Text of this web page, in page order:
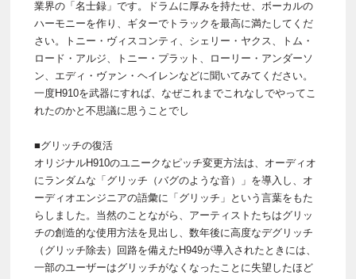
業界の「名士録」です。ドラムに厚みを持たせ、ボーカルの
ハーモニーを作り、ギターでトラックを最高に満たしてくだ
さい。トニー・ヴィスコンティ、シェリー・ヤクス、トム・
ロード・アルジ、トニー・プラット、ローリー・アンダーソ
ン、エディ・ヴァン・ヘイレンなどに聞いてみてください。
一度H910を武器にすれば、なぜこれまでこれなしでやってこ
れたのかと不思議に思うことでし
■グリッチの復活
オリジナルH910のユニークなピッチ変更方法は、オーディオ
にランダムな「グリッチ（バグのような音）」を導入し、オ
ーディオエンジニアの語彙に「グリッチ」という言葉をもた
らしました。当然のことながら、アーティストたちはグリッ
チの創造的な使用方法を見出し、数年後に高度なデグリッチ
（グリッチ除去）回路を備えたH949が導入されたときには、
一部のユーザーはグリッチがなくなったことに失望したほど